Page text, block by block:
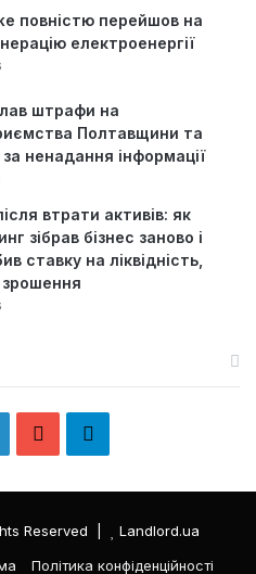
повністю перейшов на
електроенергії
штрафи на
Полтавщини та
ненадання інформації
втрати активів: як
зібрав бізнес заново і
ставку на ліквідність,
T
л
е
Reserved |
Landlord.ua
Політика конфіденційності